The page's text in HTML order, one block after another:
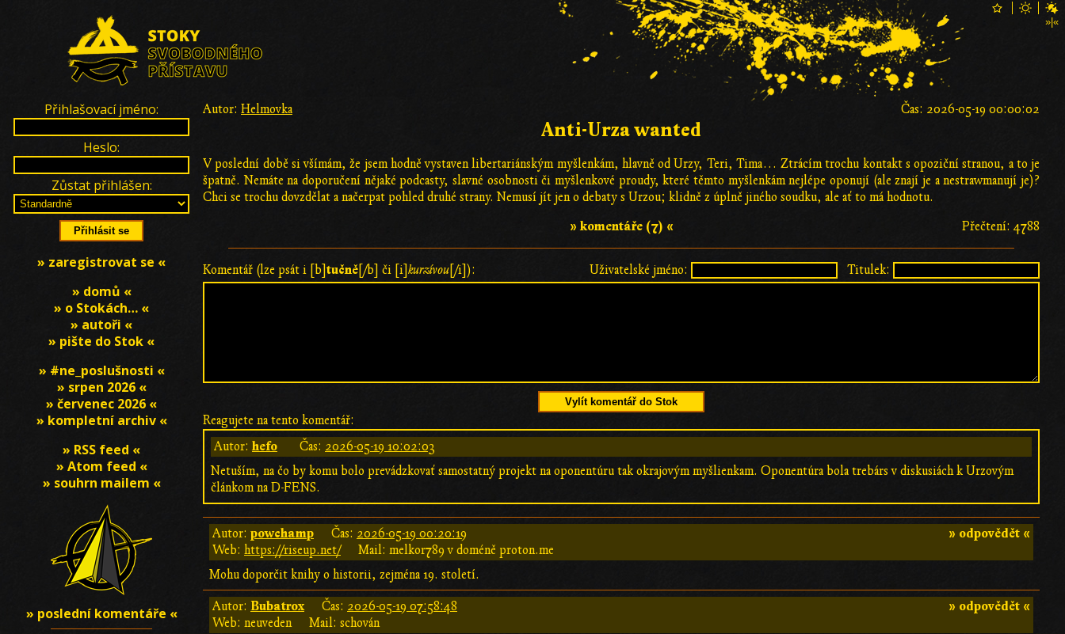
Autor: Helmovka Čas: 2026-05-19 00:00:02
Anti-Urza wanted
V poslední době si všímám, že jsem hodně vystaven libertariánským myšlenkám, hlavně od Urzy, Teri, Tima… Ztrácím trochu kontakt s opoziční stranou, a to je
špatně. Nemáte na doporučení nějaké podcasty, slavné osobnosti či myšlenkové proudy, které těmto myšlenkám nejlépe oponují (ale znají je a nestrawmanují je)?
Chci se trochu dovzdělat a načerpat pohled druhé strany. Nemusí jít jen o debaty s Urzou; klidně z úplně jiného soudku, ale ať to má hodnotu.
Přečtení: 4788
» komentáře (7) «
Uživatelské jméno: Titulek:
Komentář (lze psát i [b] tučně [/b] či [i] kurzívou [/i]):
Vylít komentář do Stok
Reagujete na tento komentář:
Autor:hefo Čas: 2026-05-19 10:02:03
Netuším, na čo by komu bolo prevádzkovať samostatný projekt na oponentúru tak okrajovým myšlienkam. Oponentúra bola trebárs v diskusiách k Urzovým
článkom na D-FENS.
» odpovědět «
Autor: powchamp Čas: 2026-05-19 00:20:19
Web: https://riseup.net/
Mail: melkor789 v doméně proton.me
Mohu doporčit knihy o historii, zejména 19. století.
» odpovědět «
Autor: Bubatrox Čas: 2026-05-19 07:58:48
Web: neuveden
Mail: schován
Přihlašovací jméno:
Heslo:
Zůstat přihlášen:
» zaregistrovat se «
» domů «
» o Stokách… «
» autoři «
» pište do Stok «
» #ne_poslušnosti «
» srpen 2026 «
» červenec 2026 «
» kompletní archiv «
» RSS feed «
» Atom feed «
» souhrn mailem «
» poslední komentáře «